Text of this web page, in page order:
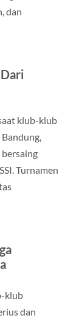
dan
klub-klub
bersaing
Turnamen
klub
dan